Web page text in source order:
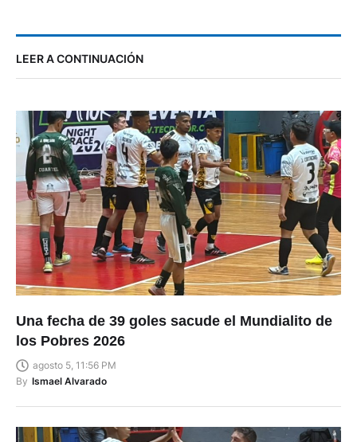
LEER A CONTINUACIÓN
Una fecha de 39 goles sacude el Mundialito de
los Pobres 2026
agosto 5, 11:56 PM